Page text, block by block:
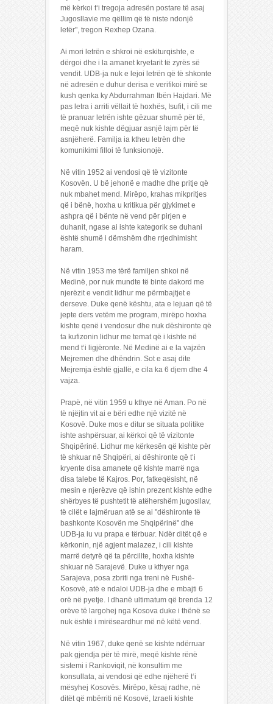
më kërkoi t‘i tregoja adresën postare të asaj
Jugosllavie me qëllim që të niste ndonjë
letër", tregon Rexhep Ozana.
Ai mori letrën e shkroi në eskiturqishte, e
dërgoi dhe i la amanet kryetarit të zyrës së
vendit. UDB-ja nuk e lejoi letrën që të shkonte
në adresën e duhur derisa e verifikoi mirë se
kush qenka ky Abdurrahman Ibën Hajdari. Më
pas letra i arriti vëllait të hoxhës, Isufit, i cili me
të pranuar letrën ishte gëzuar shumë për të,
meqë nuk kishte dëgjuar asnjë lajm për të
asnjëherë. Familja ia ktheu letrën dhe
komunikimi filloi të funksionojë.
Në vitin 1952 ai vendosi që të vizitonte
Kosovën. U bë jehonë e madhe dhe pritje që
nuk mbahet mend. Mirëpo, krahas mikpritjes
që i bënë, hoxha u kritikua për gjykimet e
ashpra që i bënte në vend për pirjen e
duhanit, ngase ai ishte kategorik se duhani
është shumë i dëmshëm dhe rrjedhimisht
haram.
Në vitin 1953 me tërë familjen shkoi në
Medinë, por nuk mundte të binte dakord me
njerëzit e vendit lidhur me përmbajtjet e
derseve. Duke qenë kështu, ata e lejuan që të
jepte ders vetëm me program, mirëpo hoxha
kishte qenë i vendosur dhe nuk dëshironte që
ta kufizonin lidhur me temat që i kishte në
mend t‘i ligjëronte. Në Medinë ai e la vajzën
Mejremen dhe dhëndrin. Sot e asaj dite
Mejremja është gjallë, e cila ka 6 djem dhe 4
vajza.
Prapë, në vitin 1959 u kthye në Aman. Po në
të njëjtin vit ai e bëri edhe një vizitë në
Kosovë. Duke mos e ditur se situata politike
ishte ashpërsuar, ai kërkoi që të vizitonte
Shqipërinë. Lidhur me kërkesën që kishte për
të shkuar në Shqipëri, ai dëshironte që t‘i
kryente disa amanete që kishte marrë nga
disa talebe të Kajros. Por, fatkeqësisht, në
mesin e njerëzve që ishin prezent kishte edhe
shërbyes të pushtetit të atëhershëm jugosllav,
të cilët e lajmëruan atë se ai "dëshironte të
bashkonte Kosovën me Shqipërinë" dhe
UDB-ja iu vu prapa e tërbuar. Ndër ditët që e
kërkonin, një agjent malazez, i cili kishte
marrë detyrë që ta përcillte, hoxha kishte
shkuar në Sarajevë. Duke u kthyer nga
Sarajeva, posa zbriti nga treni në Fushë-
Kosovë, atë e ndaloi UDB-ja dhe e mbajti 6
orë në pyetje. I dhanë ultimatum që brenda 12
orëve të largohej nga Kosova duke i thënë se
nuk është i mirëseardhur më në këtë vend.
Në vitin 1967, duke qenë se kishte ndërruar
pak gjendja për të mirë, meqë kishte rënë
sistemi i Rankoviqit, në konsultim me
konsullata, ai vendosi që edhe njëherë t‘i
mësyhej Kosovës. Mirëpo, kësaj radhe, në
ditët që mbërriti në Kosovë, Izraeli kishte